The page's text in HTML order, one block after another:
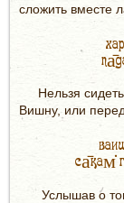
сложить вместе
Нельзя
Вишну, или
са̄кам̇
Услышав о